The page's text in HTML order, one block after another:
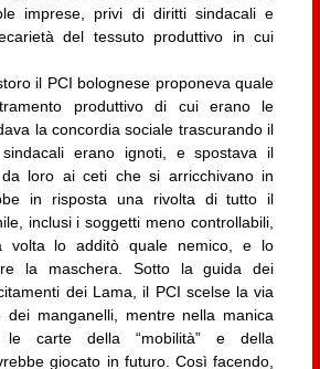
imprese, privi di diritti sindacali e
del tessuto produttivo in cui
il PCI bolognese proponeva quale
produttivo di cui erano le
la concordia sociale trascurando il
erano ignoti, e spostava il
loro ai ceti che si arricchivano in
in risposta una rivolta di tutto il
inclusi i soggetti meno controllabili,
volta lo additò quale nemico, e lo
la maschera. Sotto la guida dei
dei Lama, il PCI scelse la via
dei manganelli, mentre nella manica
le carte della “mobilità” e della
giocato in futuro. Così facendo,